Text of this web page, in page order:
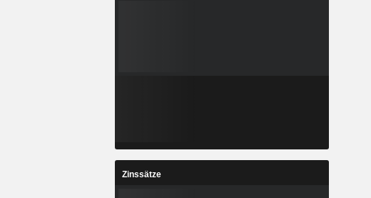
Zinssätze